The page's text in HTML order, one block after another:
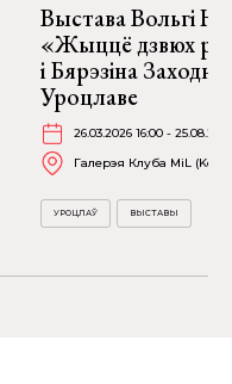
Выстава Вольгі
«Жыццё дзвюх
і Бярэзіна
Уроцлаве
26.03.2026 16:00 -
Галерэя Клуба MiL
УРОЦЛАЎ ВЫСТАВЫ